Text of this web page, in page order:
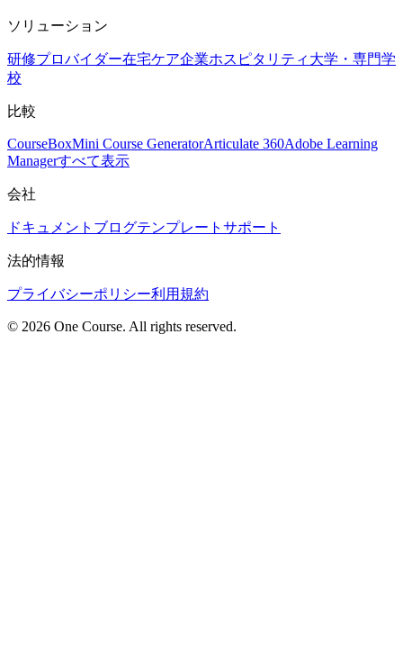
ソリューション
研修プロバイダー在宅ケア企業ホスピタリティ 大学・専門学
校
比較
CourseBoxMini Course GeneratorArticulate 360Adobe Learning
Managerすべて表示
会社
ドキュメント ブログテンプレート サポート
法的情報
プライバシーポリシー利用規約
© 2026 One Course. All rights reserved.